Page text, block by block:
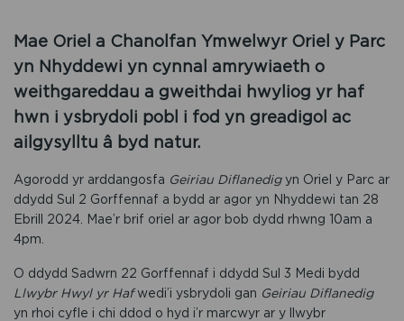
Mae Oriel a Chanolfan Ymwelwyr Oriel y Parc
yn Nhyddewi yn cynnal amrywiaeth o
weithgareddau a gweithdai hwyliog yr haf
hwn i ysbrydoli pobl i fod yn greadigol ac
ailgysylltu â byd natur.
Agorodd yr arddangosfa Geiriau Diflanedigyn Oriel y Parc ar
ddydd Sul 2 Gorffennaf a bydd ar agor yn Nhyddewi tan 28
Ebrill 2024. Mae’r brif oriel ar agor bob dydd rhwng 10am a
4pm.
O ddydd Sadwrn 22 Gorffennaf i ddydd Sul 3 Medi bydd
Llwybr Hwyl yr Hafwedi’i ysbrydoli gan Geiriau Diflanedig
yn rhoi cyfle i chi ddod o hyd i’r marcwyr ar y llwybr